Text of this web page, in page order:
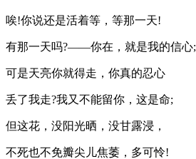
唉!你说还是活着等，等那一天!
有那一天吗?——你在，就是我的信心;
可是天亮你就得走，你真的忍心
丢了我走?我又不能留你，这是命;
但这花，没阳光晒，没甘露浸，
不死也不免瓣尖儿焦萎，多可怜!